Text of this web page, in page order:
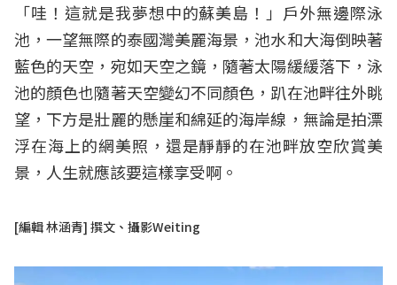
「哇！這就是我夢想中的蘇美島！」戶外無邊際泳
池，一望無際的泰國灣美麗海景，池水和大海倒映著
藍色的天空，宛如天空之鏡，隨著太陽緩緩落下，泳
池的顏色也隨著天空變幻不同顏色，趴在池畔往外眺
望，下方是壯麗的懸崖和綿延的海岸線，無論是拍漂
浮在海上的網美照，還是靜靜的在池畔放空欣賞美
景，人生就應該要這樣享受啊。
[編輯 林涵青] 撰文、攝影Weiting